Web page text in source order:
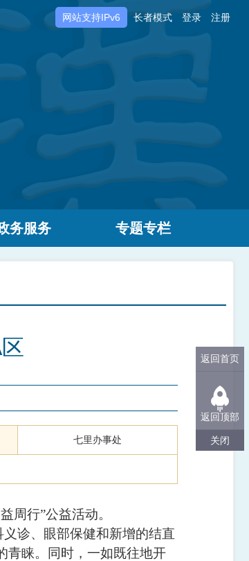
网站支持IPv6 长者模式 登录 注册
务服务 专题专栏
七里办事处
益周行”公益活动。
诊、眼部保健和新增的结直
青睐。同时，一如既往地开
返回首页
返回顶部
关闭